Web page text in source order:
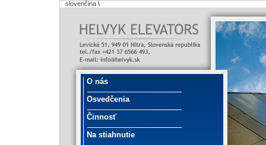
slovenčina \
O nás
Osvedčenia
Činnosť
Na stiahnutie